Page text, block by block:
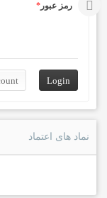
رمز عبور *
نماد های اعتماد